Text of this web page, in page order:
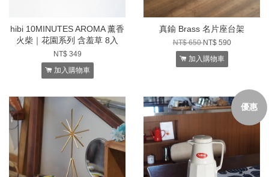
hibi 10MINUTES AROMA 薰香
火柴｜花園系列 含羞草 8入
NT$ 349
加入購物車
真鍮 Brass 名片座台架
NT$ 650NT$ 590
加入購物車
優惠